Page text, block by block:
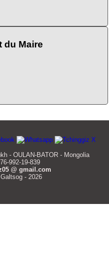
du Maire
- OULAN-BATOR - Mongolia
992-19-839
@ gmail.com
- 2026